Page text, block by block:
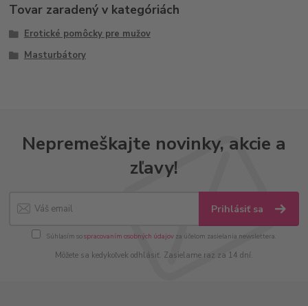
Tovar zaradený v kategóriách
Erotické pomôcky pre mužov
Masturbátory
Nepremeškajte novinky, akcie a
zľavy!
Prihlásiť sa
Súhlasím sospracovaním osobných údajov za účelom zasielania newslettera.
Môžete sa kedykoľvek odhlásiť. Zasielame raz za 14 dní.